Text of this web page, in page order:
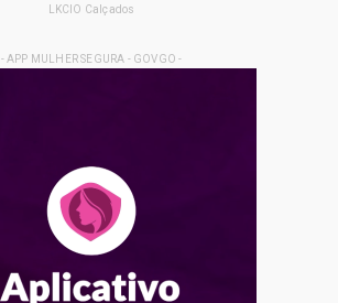
LKCIO Calçados
- APP MULHER SEGURA - GOVGO -